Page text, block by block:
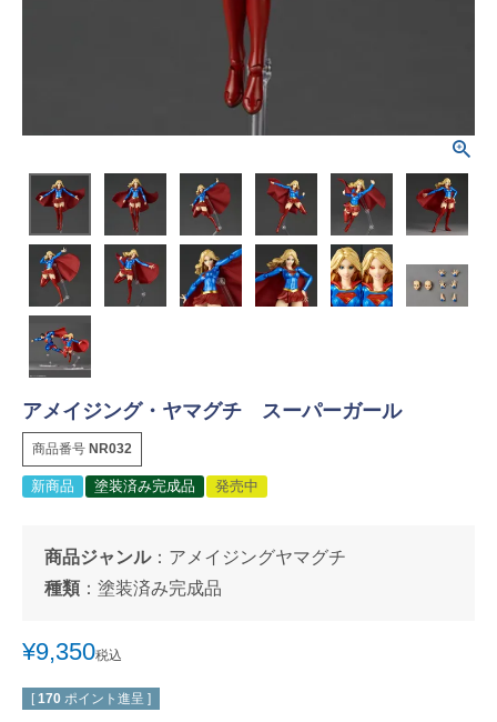
アメイジング・ヤマグチ スーパーガール
商品番号 NR032
新商品 塗装済み完成品 発売中
商品ジャンル： アメイジングヤマグチ
種類 ： 塗装済み完成品
¥9,350税込
[ 170 ポイント進呈 ]